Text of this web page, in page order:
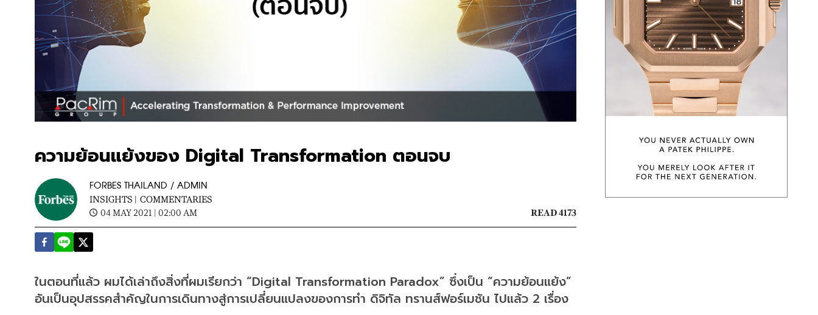
ความย้อนแย้งของ Digital Transformation ตอนจบ
FORBES THAILAND / ADMIN
INSIGHTS | COMMENTARIES
04 MAY 2021 | 02:00 AM
READ 4173
ในตอนที่แล้ว ผมได้เล่าถึงสิ่งที่ผมเรียกว่า “Digital Transformation Paradox” ซึ่งเป็น “ความย้อนแย้ง”
อันเป็นอุปสรรคสำคัญในการเดินทางสู่การเปลี่ยนแปลงของการทำ ดิจิทัล ทรานส์ฟอร์เมชัน ไปแล้ว 2 เรื่อง